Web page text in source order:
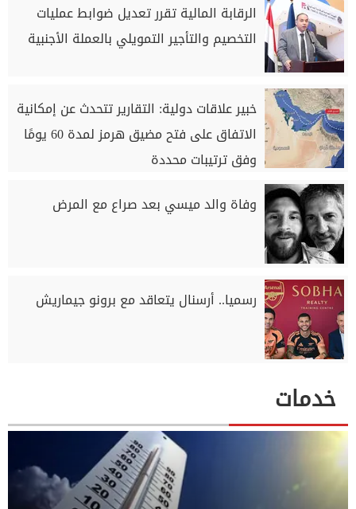
الرقابة المالية تقرر تعديل ضوابط عمليات
التخصيم والتأجير التمويلي بالعملة الأجنبية
خبير علاقات دولية: التقارير تتحدث عن إمكانية
الاتفاق على فتح مضيق هرمز لمدة 60 يومًا
وفق ترتيبات محددة
وفاة والد ميسي بعد صراع مع المرض
رسميا.. أرسنال يتعاقد مع برونو جيماريش
خدمات